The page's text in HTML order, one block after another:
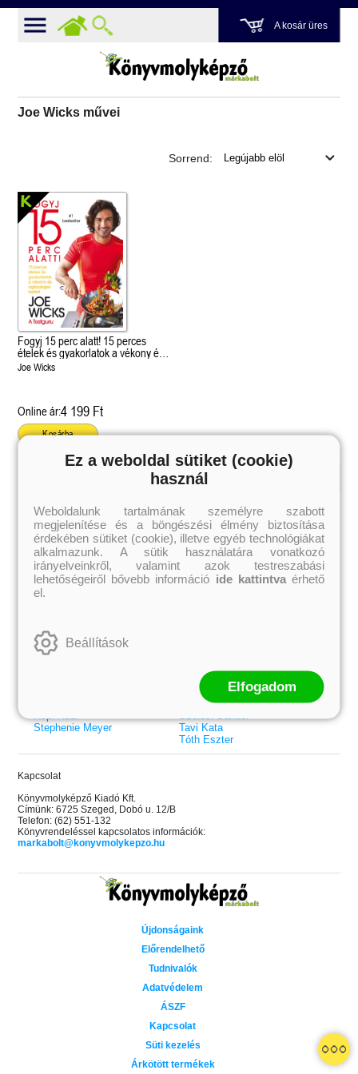
A kosár üres
Joe Wicks művei
Grace and Glory - Kegyelem és
dicsőség (Az Előhírnök-trilógia
Különleges éldekorált kiadás!
Bad Girl Reputation
lány (Avalon Bay 2.)
Elle Kennedy
Sorrend:
Fogyj 15 perc alatt! 15 perces
ételek és gyakorlatok a vékony és
egészséges testért
Joe Wicks
Online ár:4 199 Ft
Kosárba
Külföldiek
Brigid Kemmerer
Cassandra Clare
Colleen Hoover
Elle Kennedy
Erin Watt
Holly Webb
Jenny Han
Leigh Bardugo
Maggie Stiefvater
Rupi Kaur
Stephenie Meyer
Magyarok
Ashley Carrigan
Benina
Bessenyei Gábor
Bodor Attila
Böszörményi Gyula
Rácz-Stefán Tibor
Róbert Katalin
Spirit Bliss
Szélesi Sándor
Tavi Kata
Tóth Eszter
Kapcsolat
Könyvmolyképző Kiadó Kft.
Címünk: 6725 Szeged, Dobó u. 12/B
Telefon: (62) 551-132
Könyvrendeléssel kapcsolatos információk:
markabolt@konyvmolykepzo.hu
Újdonságaink
Előrendelhető
Tudnivalók
Adatvédelem
ÁSZF
Kapcsolat
Süti kezelés
Árkötött termékek
Ez a weboldal sütiket (cookie)
használ
Weboldalunk tartalmának személyre szabott
megjelenítése és a böngészési élmény biztosítása
érdekében sütiket (cookie), illetve egyéb technológiákat
alkalmazunk. A sütik használatára vonatkozó
irányelveinkről, valamint azok testreszabási
lehetőségeiről bővebb információ ide kattintvaérhető
el.
Beállítások
Elfogadom